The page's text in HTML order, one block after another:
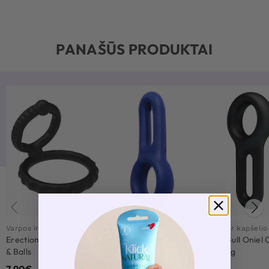
PANAŠŪS PRODUKTAI
Varpos ir kapšelio žiedai
Erection Ring For Penis
& Balls
Varpos ir kapšelio žiedai
Macho Armor Silicone
Cock & Ball Ring Blue
Varpos ir
Crazy Bull Oniel
Ball Ring